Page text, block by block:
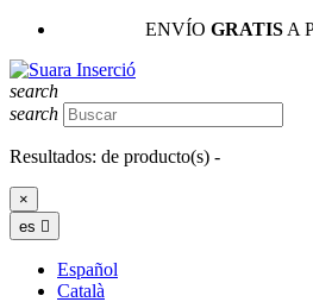
ENVÍO GRATIS A
search
search
Resultados: de producto(s) -
×
es 
Español
Català